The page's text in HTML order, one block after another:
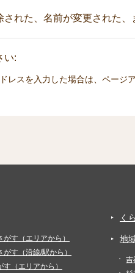
れた、名前が変更された、
い:
レスを入力した場合は、ページ
がす（エリアから）
がす（沿線/駅から）
す（エリアから）
く
地
吉